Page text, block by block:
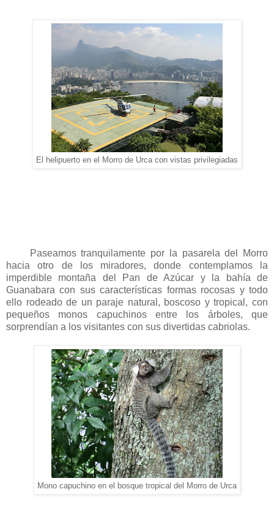
El helipuerto en el Morro de Urca con vistas privilegiadas
Paseamos tranquilamente por la pasarela del Morro
hacia otro de los miradores, donde contemplamos la
imperdible montaña del Pan de Azúcar y la bahía de
Guanabara con sus características formas rocosas y todo
ello rodeado de un paraje natural, boscoso y tropical, con
pequeños monos capuchinos entre los árboles, que
sorprendían a los visitantes con sus divertidas cabriolas.
Mono capuchino en el bosque tropical del Morro de Urca